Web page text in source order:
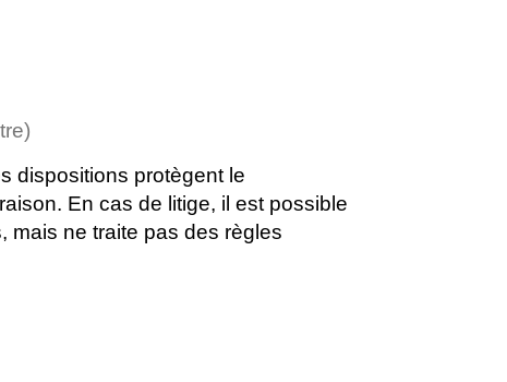
dispositions protègent le
En cas de litige, il est possible
mais ne traite pas des règles